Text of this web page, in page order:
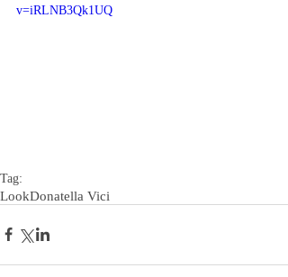
v=iRLNB3Qk1UQ
Tag:
LookDonatella Vici